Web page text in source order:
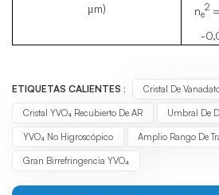
μm)
ne
2
-
ETIQUETAS CALIENTES : Cristal De
Cristal YVO₄ Recubierto De AR Umbral De
YVO₄ No Higroscópico Amplio Rango De
Gran Birrefringencia YVO₄